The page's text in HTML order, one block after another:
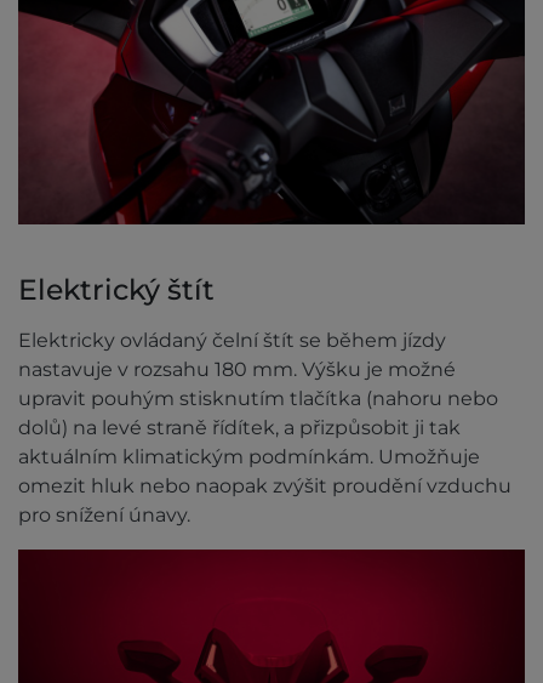
Elektrický štít
Elektricky ovládaný čelní štít se během jízdy
nastavuje v rozsahu 180 mm. Výšku je možné
upravit pouhým stisknutím tlačítka (nahoru nebo
dolů) na levé straně řídítek, a přizpůsobit ji tak
aktuálním klimatickým podmínkám. Umožňuje
omezit hluk nebo naopak zvýšit proudění vzduchu
pro snížení únavy.